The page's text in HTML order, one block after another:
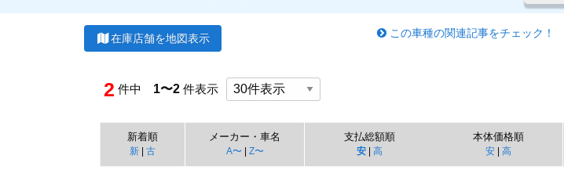
在庫店舗を地図表示 この車種の関連記事をチェック！
2 件中 1〜2 件表示
新着順
新 | 古
メーカー・車名
A〜| Z〜
支払総額順
安| 高
本体価格順
安| 高